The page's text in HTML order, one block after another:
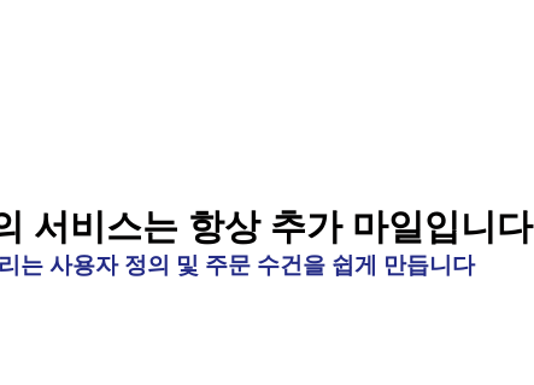
서비스는 항상 추가 마일입니다
는 사용자 정의 및 주문 수건을 쉽게 만듭니다